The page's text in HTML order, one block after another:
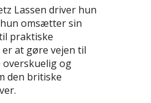
Lassen driver hun
omsætter sin
praktiske
at gøre vejen til
overskuelig og
den britiske